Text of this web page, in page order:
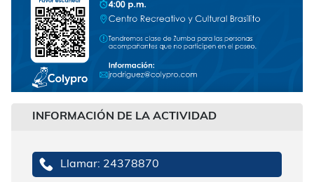
INFORMACIÓN DE LA ACTIVIDAD
Llamar: 24378870